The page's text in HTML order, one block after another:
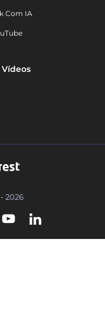
Com IA
2026